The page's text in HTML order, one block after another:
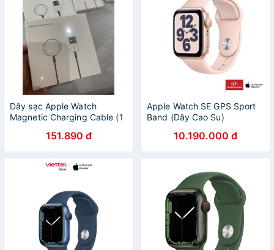
Dây sạc Apple Watch
Magnetic Charging Cable (1
151.890 đ
Apple Watch SE GPS Sport
Band (Dây Cao Su)
10.190.000 đ